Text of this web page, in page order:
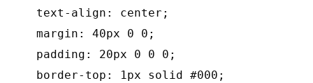
  text-align: center;
  margin: 40px 0 0;
  padding: 20px 0 0 0;
  border-top: 1px solid #000;